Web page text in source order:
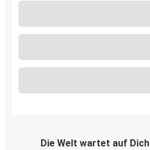
Die Welt wartet auf Dich